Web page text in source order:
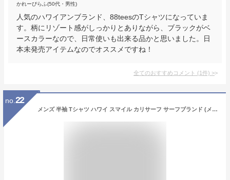
かれーぴらふ(50代・男性)
人気のハワイアンブランド、88teesのTシャツになっていま
す。柄にリゾート感がしっかりとありながら、ブラックがベ
ースカラーなので、日常使いも出来る品かと思いました。日
本未発売アイテムなのでオススメですね！
全てのおすすめコメント (1件) >
no. 22
メンズ 半袖 Tシャツ ハワイ スマイル カリサーフ サーフブランド (メンズ/M.サックス) ハワイアン雑貨 232CF1ST085 送料無料 ハワイアン 雑貨 にこちゃん